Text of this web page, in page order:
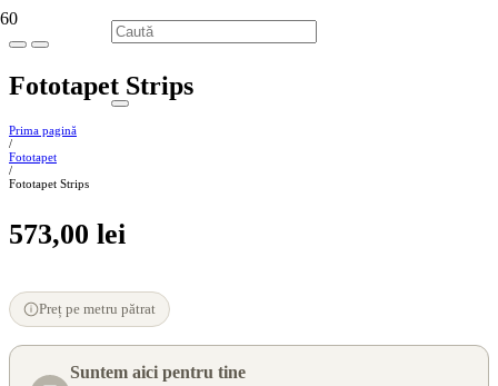
Fototapet Strips
Prima pagină
/
Fototapet
/
Fototapet Strips
573,00 lei
Preț pe metru pătrat
Suntem aici pentru tine